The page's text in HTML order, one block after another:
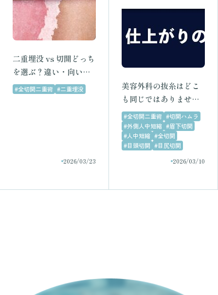
二重埋没 vs 切開どっち
を選ぶ？違い・向いて
いる人・後悔しない選
び方を徹底解説
#全切開二重術 #二重埋没
2026/03/23
美容外科の抜糸はどこ
も同じではありません
｜ラメールクリニック
の抜糸へのこだわり
#全切開二重術 #切開ハムラ
#外側人中短縮 #眉下切開
#人中短縮 #全切開
#目頭切開 #目尻切開
2026/03/10